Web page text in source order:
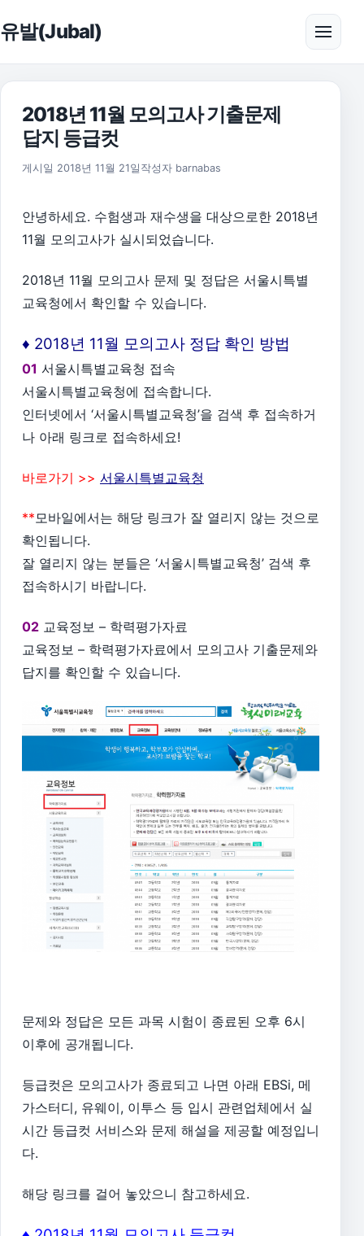
유발(Jubal) 메뉴
2018년 11월 모의고사 기출문제
답지 등급컷
게시일 2018년 11월 21일 2026년 8월 1일
작성자 barnabas
안녕하세요. 수험생과 재수생을 대상으로한 2018년
11월 모의고사가 실시되었습니다.
2018년 11월 모의고사 문제 및 정답은 서울시특별
교육청에서 확인할 수 있습니다.
♦ 2018년 11월 모의고사 정답 확인 방법
01 서울시특별교육청 접속
서울시특별교육청에 접속합니다.
인터넷에서 ‘서울시특별교육청’을 검색 후 접속하거
나 아래 링크로 접속하세요!
바로가기 >> 서울시특별교육청
**모바일에서는 해당 링크가 잘 열리지 않는 것으로
확인됩니다.
잘 열리지 않는 분들은 ‘서울시특별교육청’ 검색 후
접속하시기 바랍니다.
02 교육정보 – 학력평가자료
교육정보 – 학력평가자료에서 모의고사 기출문제와
답지를 확인할 수 있습니다.
문제와 정답은 모든 과목 시험이 종료된 오후 6시
이후에 공개됩니다.
등급컷은 모의고사가 종료되고 나면 아래 EBSi, 메
가스터디, 유웨이, 이투스 등 입시 관련업체에서 실
시간 등급컷 서비스와 문제 해설을 제공할 예정입니
다.
해당 링크를 걸어 놓았으니 참고하세요.